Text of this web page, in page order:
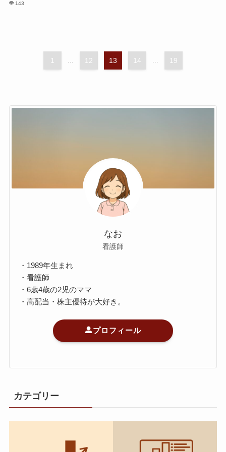
143
1 ... 12 13 14 ... 19
なお
看護師
・1989年生まれ
・看護師
・6歳4歳の2児のママ
・高配当・株主優待が大好き。
プロフィール
カテゴリー